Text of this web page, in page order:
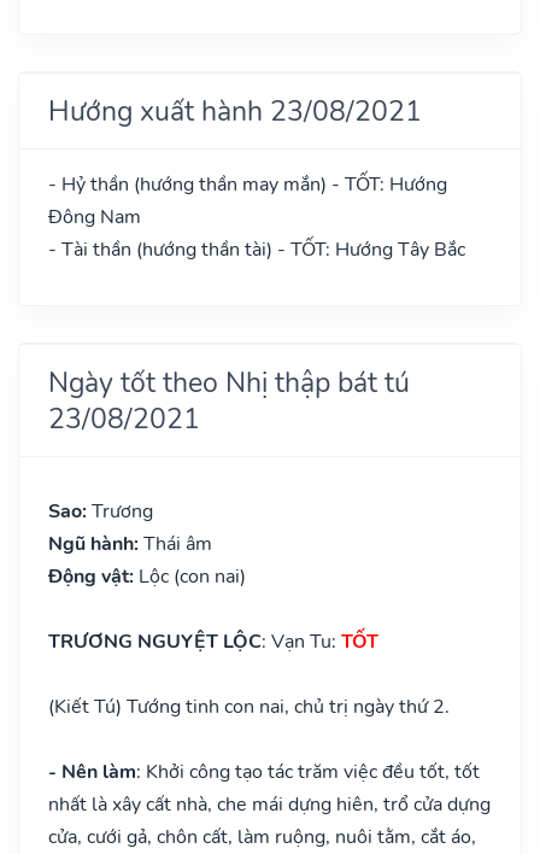
Hướng xuất hành 23/08/2021
- Hỷ thần (hướng thần may mắn) - TỐT: Hướng
Đông Nam
- Tài thần (hướng thần tài) - TỐT: Hướng Tây Bắc
Ngày tốt theo Nhị thập bát tú
23/08/2021
Sao: Trương
Ngũ hành: Thái âm
Động vật: Lộc (con nai)
TRƯƠNG NGUYỆT LỘC: Vạn Tu: TỐT
(Kiết Tú) Tướng tinh con nai, chủ trị ngày thứ 2.
- Nên làm: Khởi công tạo tác trăm việc đều tốt, tốt
nhất là xây cất nhà, che mái dựng hiên, trổ cửa dựng
cửa, cưới gả, chôn cất, làm ruộng, nuôi tằm, cắt áo,